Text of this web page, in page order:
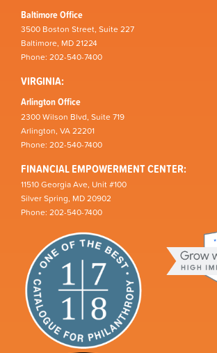
Baltimore Office
3500 Boston Street, Suite 227
Baltimore, MD 21224
Phone: 202-540-7400
VIRGINIA:
Arlington Office
2300 Wilson Blvd, Suite 719
Arlington, VA 22201
Phone: 202-540-7400
FINANCIAL EMPOWERMENT CENTER:
11510 Georgia Ave, Unit #100
Silver Spring, MD 20902
Phone: 202-540-7400